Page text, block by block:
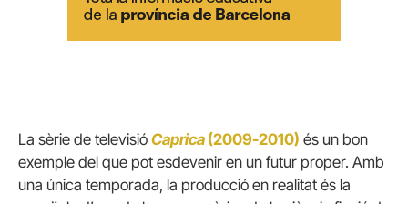
La sèrie de televisió Caprica (2009-2010) és un bon
exemple del que pot esdevenir en un futur proper. Amb
una única temporada, la producció en realitat és la